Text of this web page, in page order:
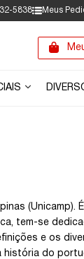
5838 Meus
(Unicamp).
tem-se
e os
história do